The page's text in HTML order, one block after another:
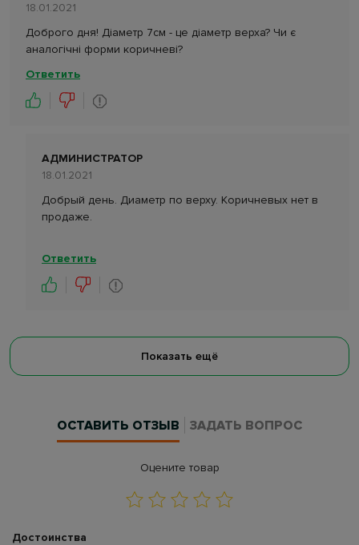
18.01.2021
Доброго дня! Діаметр 7см - це діаметр верха? Чи є
аналогічні форми коричневі?
Ответить
АДМИНИСТРАТОР
18.01.2021
Добрый день. Диаметр по верху. Коричневых нет в
продаже.
Ответить
Показать ещё
ОСТАВИТЬ ОТЗЫВ ЗАДАТЬ ВОПРОС
Оцените товар
Достоинства